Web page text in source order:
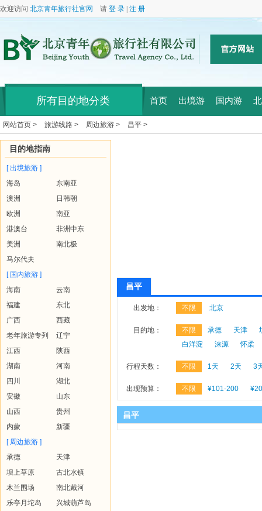
欢迎访问 北京青年旅行社官网 请 登 录 注 册
所有目的地分类 首页 出境游 国内游
网站首页 > 旅游线路 > 周边旅游 > 昌平 >
目的地指南
[ 出境旅游 ]
海岛
东南亚
澳洲
日韩朝
欧洲
南亚
港澳台
非洲中东
美洲
南北极
马尔代夫
[ 国内旅游 ]
海南
云南
福建
东北
广西
西藏
老年旅游专列
辽宁
江西
陕西
湖南
河南
四川
湖北
安徽
山东
山西
贵州
内蒙
新疆
[ 周边旅游 ]
承德
天津
坝上草原
古北水镇
木兰围场
南北戴河
乐亭月坨岛
兴城葫芦岛
昌平
出发地： 不限 北京
目的地： 不限 承德 天津
白洋淀
涞源 怀柔
行程天数： 不限 1天 2天 3
出现预算： 不限 ¥101-200
昌平